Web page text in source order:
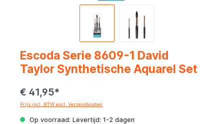
Escoda Serie 8609-1 David
Taylor Synthetische Aquarel Set
€ 41,95*
Prijs incl. BTW excl. Verzendkosten
Op voorraad: Levertijd: 1-2 dagen